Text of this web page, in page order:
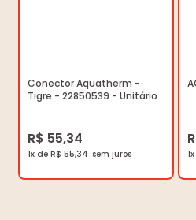
Conector Aquatherm -
Tigre - 22850539 - Unitário
R$ 55,34
1x de R$ 55,34